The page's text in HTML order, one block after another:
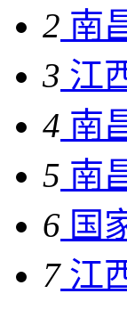
2 南
3 江
4 南
5 南
6 国
7江